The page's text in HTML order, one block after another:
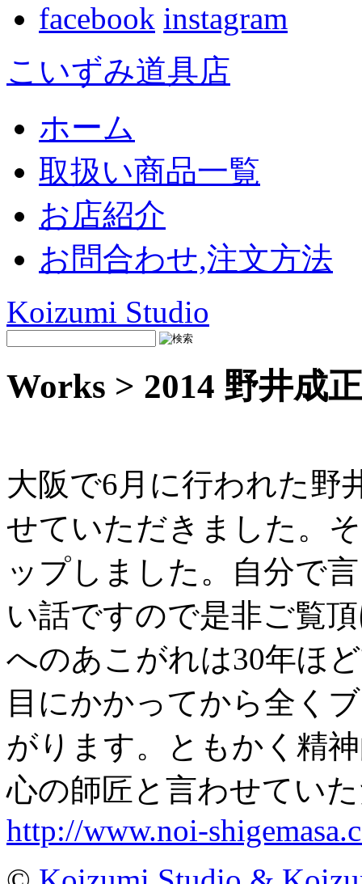
facebook instagram
こいずみ道具店
ホーム
取扱い商品一覧
お店紹介
お問合わせ,注文方法
Koizumi Studio
Works > 2014 野井成
大阪で6月に行われた野
せていただきました。
ップしました。自分で
い話ですので是非ご覧
へのあこがれは30年ほ
目にかかってから全く
がります。ともかく精
心の師匠と言わせてい
http://www.noi-